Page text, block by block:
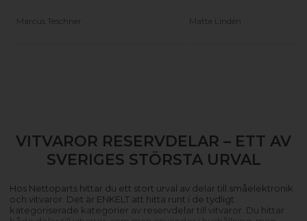
Marcus Teschner Matte Lindén
VITVAROR RESERVDELAR – ETT AV
SVERIGES STÖRSTA URVAL
Hos Nettoparts hittar du ett stort urval av delar till småelektronik
och vitvaror. Det är ENKELT att hitta runt i de tydligt
kategoriserade kategorier av reservdelar till vitvaror. Du hittar